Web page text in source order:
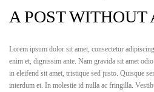
A POST
Lorem ipsum dolor sit amet, consectetur
enim et, dignissim ante. Nam gravida sit amet
in eleifend sit amet, tristique sed justo. Quisque
interdum et. In molestie id nulla ac fringilla.